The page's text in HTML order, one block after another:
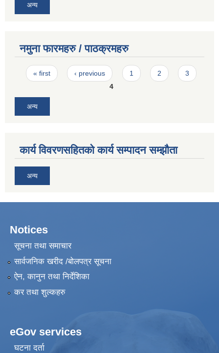
अन्य
नमुना फारमहरु / पाठक्रमहरु
Pages
« first ‹ previous 1 2
3
4
अन्य
कार्य विवरणसहितको कार्य सम्पादन सम्झौता
अन्य
Notices
सूचना तथा समाचार
सार्वजनिक खरीद /बोलपत्र सूचना
ऐन, कानुन तथा निर्देशिका
कर तथा शुल्कहरु
eGov services
घटना दर्ता